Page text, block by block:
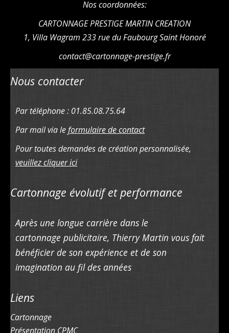
Nos coordonnées:
CARTONNAGE PRESTIGE MARTIN CREATION
1, Villa Wagram 233 rue du Faubourg Saint Honoré
contact@cartonnage-prestige.fr
Nous contacter
Par téléphone : 01.85.08.75.64
Par mail via leformulaire de contact
Pour toutes demandes de création personnalisée,
veuillez cliquer ici
Cartonnage évolutif et performance
Après une longue carrière dans le
cartonnage publicitaire, Thierry Martin vous fait
bénéficier de son expérience et de son
imagination au fil des années
Liens
Cartonnage
Présentation CPMC